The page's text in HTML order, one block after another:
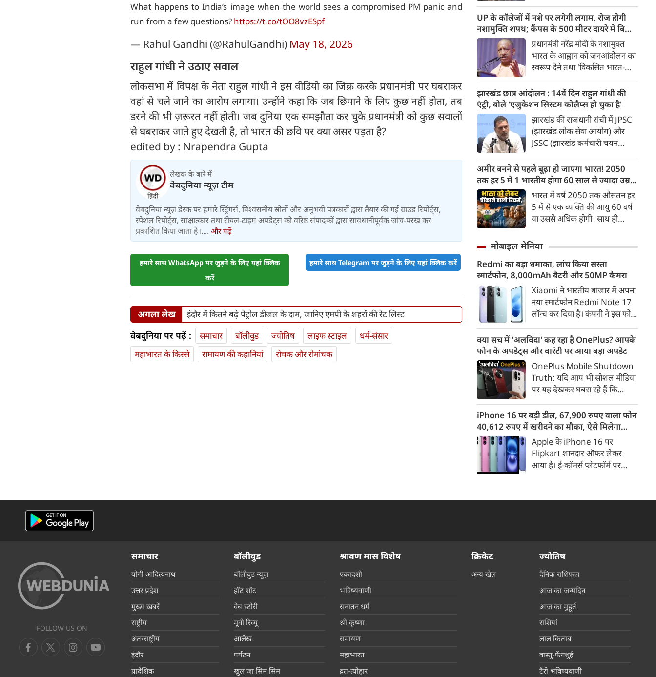
What happens to India’s image when the world sees a compromised PM panic and
run from a few questions? https://t.co/tOO8vzESpf
— Rahul Gandhi (@RahulGandhi) May 18, 2026
राहुल गांधी ने उठाए सवाल
लोकसभा में विपक्ष के नेता राहुल गांधी ने इस वीडियो का जिक्र करके प्रधानमंत्री पर घबराकर
वहां से चले जाने का आरोप लगाया। उन्होंने कहा कि जब छिपाने के लिए कुछ नहीं होता, तब
डरने की भी ज़रूरत नहीं होती। जब दुनिया एक समझौता कर चुके प्रधानमंत्री को कुछ सवालों
से घबराकर जाते हुए देखती है, तो भारत की छवि पर क्या असर पड़ता है?
edited by : Nrapendra Gupta
लेखक के बारे में
वेबदुनिया न्यूज़ टीम
वेबदुनिया न्यूज़ डेस्क पर हमारे स्ट्रिंगर्स, विश्वसनीय स्रोतों और अनुभवी पत्रकारों द्वारा तैयार की गई ग्राउंड रिपोर्ट्स,
स्पेशल रिपोर्ट्स, साक्षात्कार तथा रीयल-टाइम अपडेट्स को वरिष्ठ संपादकों द्वारा सावधानीपूर्वक जांच-परख कर
प्रकाशित किया जाता है।.... और पढ़ें
हमारे साथ WhatsApp पर जुड़ने के लिए यहां क्लिक
करें
हमारे साथ Telegram पर जुड़ने के लिए यहां क्लिक करें
अगला लेख इंदौर में कितने बढ़े पेट्रोल डीजल के दाम, जानिए एमपी के शहरों की रेट लिस्ट
वेबदुनिया पर पढ़ें : समाचार बॉलीवुड ज्योतिष लाइफ स्‍टाइल
धर्म-संसार
महाभारत के किस्से
रामायण की कहानियां रोचक और रोमांचक
और गाजियाबाद के कई इलाकों में
सड़कें पानी से लबालब हो गईं,
जिसके चलते कई प्रमुख मार्गों पर
लंबा ट्रैफिक जाम लग गया। भारी
बारिश के कारण लोगों को अपने
गंतव्य तक पहुंचने में काफी परेशानी
का सामना करना पड़ा।
UP के कॉलेजों में नशे पर लगेगी लगाम, रोज होगी
नशामुक्ति शपथ; कैंपस के 500 मीटर दायरे में बिक्री
पर सख्ती
प्रधानमंत्री नरेंद्र मोदी के नशामुक्त
भारत के आह्वान को जनआंदोलन का
स्वरूप देने तथा 'विकसित भारत-
साकार करने के उद्देश्य से योगी
सरकार सभी उच्च शिक्षण संस्थानों में
व्यापक नशामुक्ति अभियान
चलाएगी। विधानसभा परिसर में उच्च
शिक्षा मंत्री योगेंद्र उपाध्याय की
अध्यक्षता में प्रदेश के सभी राजकीय
विश्वविद्यालयों के कुलसचिवों एवं
परीक्षा नियंत्रकों की महत्वपूर्ण बैठक
आयोजित की गई।
झारखंड छात्र आंदोलन : 14वें दिन राहुल गांधी की
एंट्री, बोले 'एजुकेशन सिस्टम कोलैप्स हो चुका है'
झारखंड की राजधानी रांची में JPSC
(झारखंड लोक सेवा आयोग) और
JSSC (झारखंड कर्मचारी चयन
धांधली, पेपर लीक और परीक्षा
माफियाओं के खिलाफ छात्रों का
विरोध प्रदर्शन उग्र रूप ले चुका है।
आंदोलन के 14वें दिन इस मामले में
उस वक्त बड़ा मोड़ आया जब
लोकसभा में विपक्ष के नेता राहुल
संवाद साधा।
अमीर बनने से पहले बूढ़ा हो जाएगा भारत! 2050
तक हर 5 में 1 भारतीय होगा 60 साल से ज्यादा उम्र
का
भारत में वर्ष 2050 तक औसतन हर
5 में से एक व्यक्ति की आयु 60 वर्ष
या उससे अधिक होगी। साथ ही
भारत में रहेंगे। ‘ट्रांसफॉर्म रूरल
अनुसार भारत विकसित देशों के
विपरीत समृद्ध बनने से पहले ही वृद्ध
होती आबादी वाले देश की श्रेणी में
पहुंच रहा है।
मोबाइल मेनिया
Redmi का बड़ा धमाका, लांच किया सस्ता
स्मार्टफोन, 8,000mAh बैटरी और 50MP कैमरा
Xiaomi ने भारतीय बाजार में अपना
नया स्मार्टफोन Redmi Note 17
लॉन्च कर दिया है। कंपनी ने इस फोन
डिस्प्ले, 8,000mAh की बड़ी बैटरी
और Qualcomm Snapdragon
चिपसेट के साथ पेश किया है। फोन में
50MP का मेन कैमरा दिया गया है।
इसके अलावा Redmi Note 17 में
Corning Gorilla Glass 7i
प्रोटेक्शन, IP65 रेटिंग और मजबूत
चेसिस जैसे फीचर्स मिलते हैं।
क्या सच में 'अलविदा' कह रहा है OnePlus? आपके
फोन के अपडेट्स और वारंटी पर आया बड़ा अपडेट
OnePlus Mobile Shutdown
Truth: यदि आप भी सोशल मीडिया
पर यह देखकर घबरा रहे हैं कि
तो थोड़ा ठहरिए! टेक वर्ल्ड में किसी
समय 'फ्लैगशिप किलर' के नाम से
मशहूर इस ब्रांड को लेकर इंटरनेट पर
लगातार कयासबाजी का दौर जारी है।
iPhone 16 पर बड़ी डील, 67,900 रुपए वाला फोन
40,612 रुपए में खरीदने का मौका, ऐसे मिलेगा
डिस्काउंट
Apple के iPhone 16 पर
Flipkart शानदार ऑफर लेकर
आया है। ई-कॉमर्स प्लेटफॉर्म पर
67,900 रुपए हो गई है। वहीं, अगर
सकता है।
FOLLOW US ON
समाचार
योगी आदित्यनाथ
उत्तर प्रदेश
मुख्य ख़बरें
राष्ट्रीय
अंतरराष्ट्रीय
इंदौर
प्रादेशिक
बॉलीवुड
बॉलीवुड न्यूज़
हॉट शॉट
वेब स्टोरी
मूवी रिव्यू
आलेख
पर्यटन
खुल जा सिम सिम
श्रावण मास विशेष
एकादशी
भविष्यवाणी
सनातन धर्म
श्री कृष्णा
रामायण
महाभारत
व्रत-त्योहार
क्रिकेट
अन्य खेल
ज्योतिष
दैनिक राशिफल
आज का जन्मदिन
आज का मुहूर्त
राशियां
लाल किताब
वास्तु-फेंगशुई
टैरो भविष्यवाणी